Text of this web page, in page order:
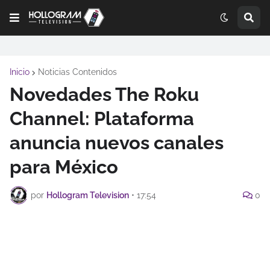
Inicio Noticias Contenidos
Novedades The Roku
Channel: Plataforma
anuncia nuevos canales
para México
por Hollogram Television • 17:54 0